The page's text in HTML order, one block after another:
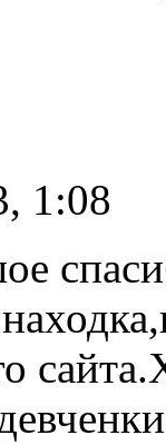
1:08